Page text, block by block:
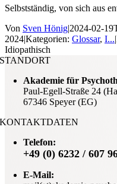
Selbstständig, von sich aus
Von Sven Hönig|2024-02-
2024|Kategorien: Glossar, I...|
Idiopathisch
STANDORT
Akademie für
Paul-Egell-Straße 24
67346 Speyer (EG)
KONTAKTDATEN
Telefon:
+49 (0) 6232 / 607
E-Mail: